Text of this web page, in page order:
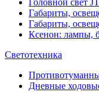
Головной свет JT
Габариты,
Габариты,
Ксенон: лампы,
Светотехника
Дневные